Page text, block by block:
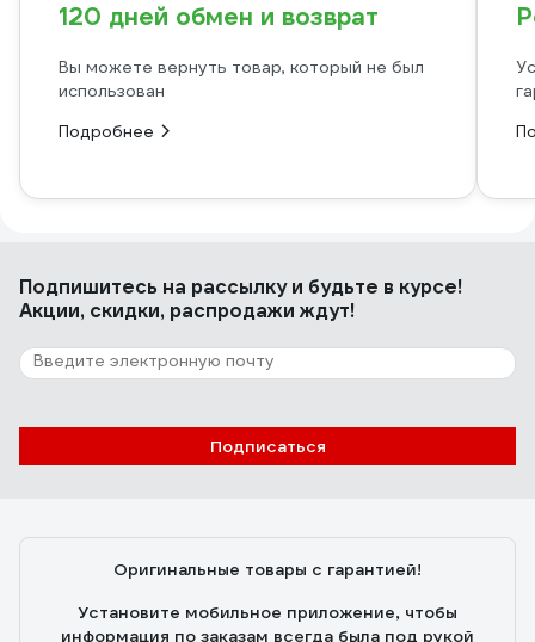
120 дней обмен и возврат
Вы можете вернуть товар, который не был
использован
Подробнее
Подпишитесь на рассылкуи будьте в курсе!
Акции, скидки, распродажи ждут!
Подписаться
Оригинальные товары с гарантией!
Установите мобильное приложение, чтобы
информация по заказам всегда была под рукой